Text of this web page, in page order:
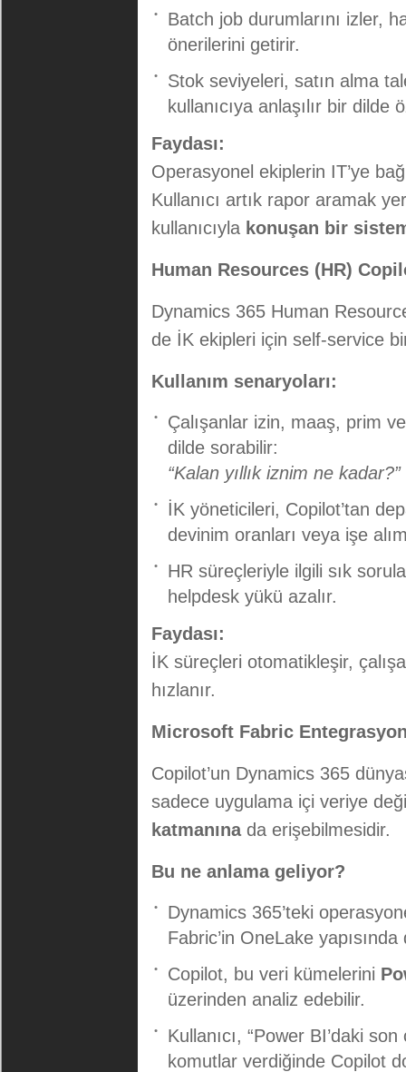
Batch job durumlarını izler,
önerilerini getirir.
Stok seviyeleri, satın alma
kullanıcıya anlaşılır bir dilde
Faydası:
Operasyonel ekiplerin IT’ye
Kullanıcı artık rapor aramak
kullanıcıyla konuşan bir
Human Resources (HR)
Dynamics 365 Human
de İK ekipleri için self-service
Kullanım senaryoları:
Çalışanlar izin, maaş, prim
dilde sorabilir:
“Kalan yıllık iznim ne kadar?”
İK yöneticileri, Copilot’tan
devinim oranları veya işe
HR süreçleriyle ilgili sık
helpdesk yükü azalır.
Faydası:
İK süreçleri otomatikleşir,
hızlanır.
Microsoft Fabric
Copilot’un Dynamics 365
sadece uygulama içi veriye
katmanınada erişebilmesidir.
Bu ne anlama geliyor?
Dynamics 365’teki
Fabric’in OneLake yapısında
Copilot, bu veri kümelerini
üzerinden analiz edebilir.
Kullanıcı, “Power BI’daki
komutlar verdiğinde Copilot